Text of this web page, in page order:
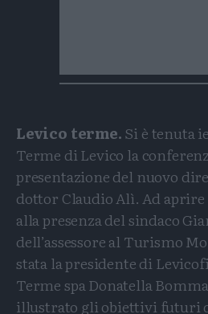
Levico terme.Si è tenuta
Terme di Levico la
presentazione del nuovo
dottor Claudio Alì. Ad
alla presenza del sindaco
dell’assessore al Turismo
stata la presidente di
Terme spa Donatella
illustrato gli obiettivi futuri